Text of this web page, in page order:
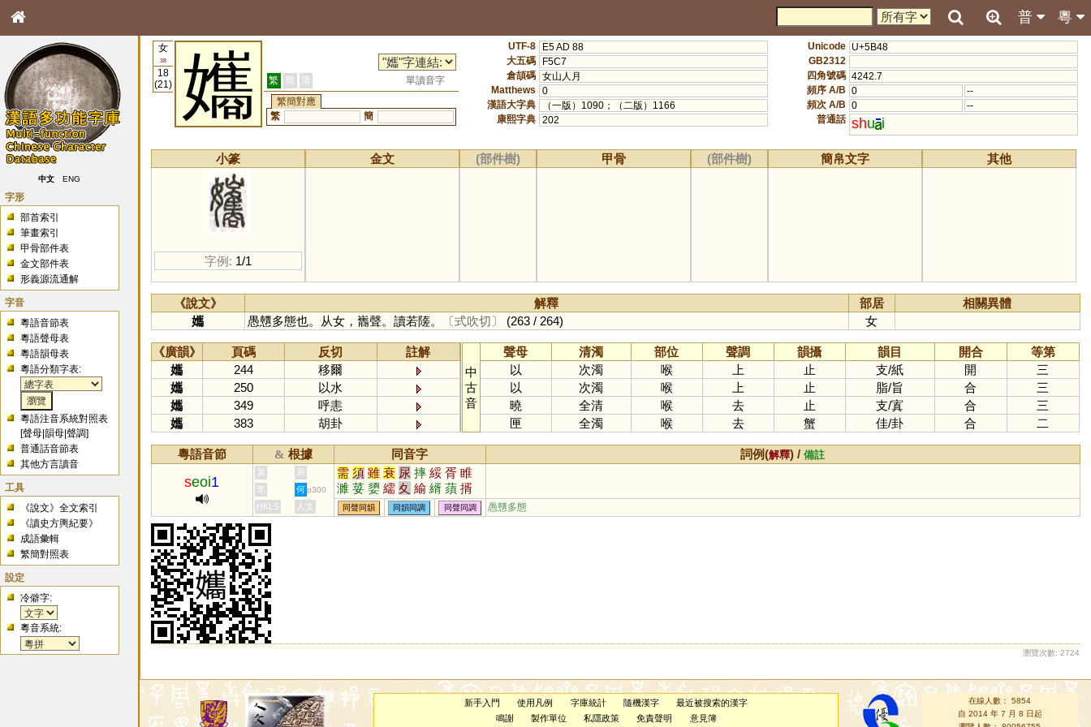
粵
普
中文 ENG
字形
部首索引
筆畫索引
甲骨部件表
金文部件表
形義源流通解
字音
粵語音節表
粵語聲母表
粵語韻母表
粵語分類字表:
粵語注音系統對照表
[聲母 |韻母 |聲調]
普通話音節表
其他方言讀音
工具
《說文》全文索引
《讀史方輿紀要》
成語彙輯
繁簡對照表
設定
冷僻字:
粵音系統:
女
38
18
(21)
孈 繁 簡 港
單讀音字
繁簡對應
繁
簡
UTF-8
E5 AD 88
大五碼
F5C7
倉頡碼 女山人月
Matthews
0
漢語大字典
（一版）1090；（二版）1166
康熙字典 202
Unicode U+5B48
GB2312
四角號碼 4242.7
頻序 A/B 0
--
頻次 A/B 0
--
普通話 shu i
小篆
字例: 1/1
金文 (部件樹) 甲骨 (部件樹) 簡帛文字 其他
《說文》 解釋 部居
相關異體
孈
愚戇多態也。从女，巂聲。讀若隓。 〔式吹切〕 (263 / 264) 女
《廣韻》 頁碼 反切
註解
孈
244
移爾
孈
250
以水
孈
349
呼恚
孈
383 胡卦
中
古
音
聲母 清濁 部位 聲調 韻攝 韻目 開合
等第
以
次濁 喉 上 止 支/紙 開
三
以
次濁 喉 上 止 脂/旨 合
三
曉
全清 喉 去 止 支/寘 合
三
匣
全濁 喉 去 蟹 佳/卦 合 二
粵語音節 & 根據 同音字 詞例(解釋) /備註
seoi1
黃 周 需 須 雖 衰 尿 摔 綏 胥 睢
濉 荽 嬃 繻 夊 緰 縃 蕦 揟
娞 幁 哸 浽 滖 毸 湑 榱 鑐
諝 蝑 稰 倠 葰 眭 楈 荾
李 何 p300
HKLS 人文 同聲同韻 同韻同調 同聲同調 愚戇多態
瀏覽次數: 2724
新手入門 使用凡例 字庫統計 隨機漢字
最近被搜索的漢字
鳴謝
製作單位 私隱政策 免責聲明 意見簿
在線人數： 5854
自 2014 年 7 月 8 日起